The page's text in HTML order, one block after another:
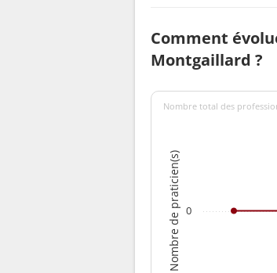
Comment
Montgaillard ?
Nombre de praticien(s)
Nombre total des
0